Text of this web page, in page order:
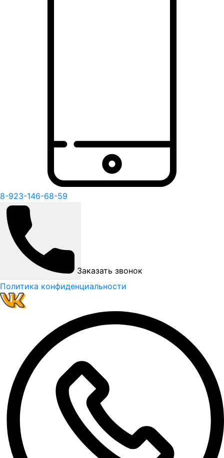
8-923-146-68-59
Заказать звонок
Политика конфиденциальности